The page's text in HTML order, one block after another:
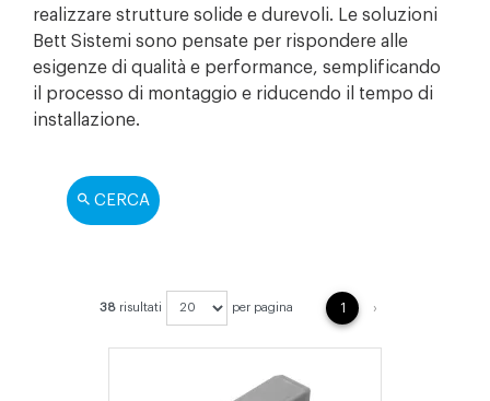
realizzare strutture solide e durevoli. Le soluzioni
Bett Sistemi sono pensate per rispondere alle
esigenze di qualità e performance, semplificando
il processo di montaggio e riducendo il tempo di
installazione.
CERCA
38 risultati per pagina 1 ›